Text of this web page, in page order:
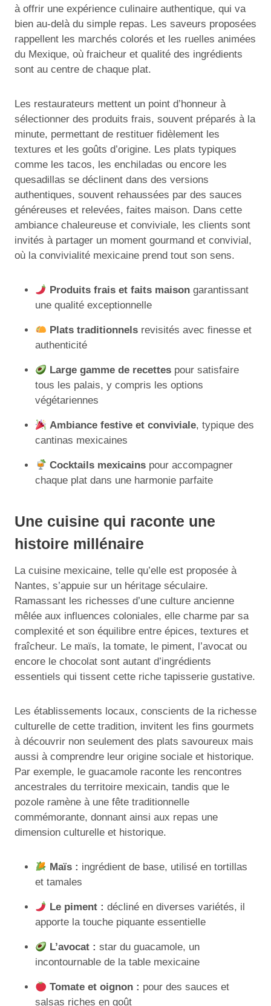
à offrir une expérience culinaire authentique, qui va
bien au-delà du simple repas. Les saveurs proposées
rappellent les marchés colorés et les ruelles animées
du Mexique, où fraicheur et qualité des ingrédients
sont au centre de chaque plat.
Les restaurateurs mettent un point d’honneur à
sélectionner des produits frais, souvent préparés à la
minute, permettant de restituer fidèlement les
textures et les goûts d’origine. Les plats typiques
comme les tacos, les enchiladas ou encore les
quesadillas se déclinent dans des versions
authentiques, souvent rehaussées par des sauces
généreuses et relevées, faites maison. Dans cette
ambiance chaleureuse et conviviale, les clients sont
invités à partager un moment gourmand et convivial,
où la convivialité mexicaine prend tout son sens.
Produits frais et faits maison garantissant
une qualité exceptionnelle
Plats traditionnels revisités avec finesse et
authenticité
Large gamme de recettes pour satisfaire
tous les palais, y compris les options
végétariennes
Ambiance festive et conviviale, typique des
cantinas mexicaines
Cocktails mexicains pour accompagner
chaque plat dans une harmonie parfaite
Une cuisine qui raconte une
histoire millénaire
La cuisine mexicaine, telle qu’elle est proposée à
Nantes, s’appuie sur un héritage séculaire.
Ramassant les richesses d’une culture ancienne
mêlée aux influences coloniales, elle charme par sa
complexité et son équilibre entre épices, textures et
fraîcheur. Le maïs, la tomate, le piment, l’avocat ou
encore le chocolat sont autant d’ingrédients
essentiels qui tissent cette riche tapisserie gustative.
Les établissements locaux, conscients de la richesse
culturelle de cette tradition, invitent les fins gourmets
à découvrir non seulement des plats savoureux mais
aussi à comprendre leur origine sociale et historique.
Par exemple, le guacamole raconte les rencontres
ancestrales du territoire mexicain, tandis que le
pozole ramène à une fête traditionnelle
commémorante, donnant ainsi aux repas une
dimension culturelle et historique.
Maïs : ingrédient de base, utilisé en tortillas
et tamales
Le piment : décliné en diverses variétés, il
apporte la touche piquante essentielle
L’avocat : star du guacamole, un
incontournable de la table mexicaine
Tomate et oignon : pour des sauces et
salsas riches en goût